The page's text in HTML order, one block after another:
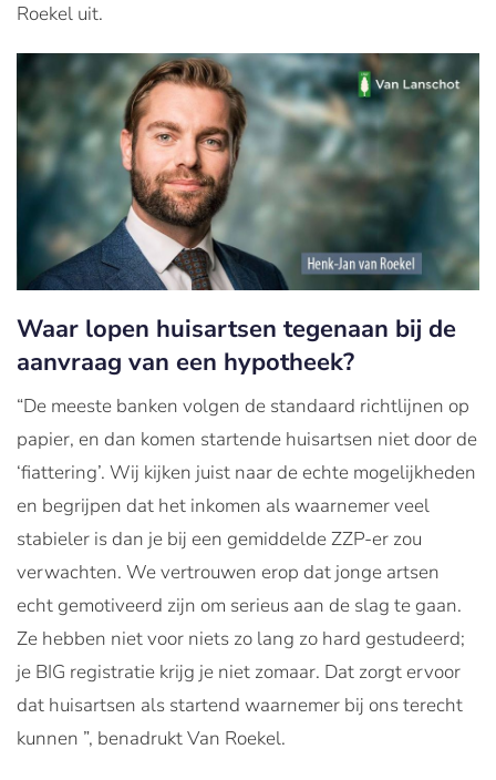
Roekel uit.
Waar lopen huisartsen tegenaan bij de
aanvraag van een hypotheek?
“De meeste banken volgen de standaard richtlijnen op
papier, en dan komen startende huisartsen niet door de
‘fiattering’. Wij kijken juist naar de echte mogelijkheden
en begrijpen dat het inkomen als waarnemer veel
stabieler is dan je bij een gemiddelde ZZP-er zou
verwachten. We vertrouwen erop dat jonge artsen
echt gemotiveerd zijn om serieus aan de slag te gaan.
Ze hebben niet voor niets zo lang zo hard gestudeerd;
je BIG registratie krijg je niet zomaar. Dat zorgt ervoor
dat huisartsen als startend waarnemer bij ons terecht
kunnen ”, benadrukt Van Roekel.